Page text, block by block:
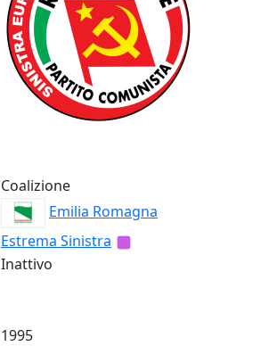
Coalizione
Emilia Romagna
Estrema Sinistra
Inattivo
1995